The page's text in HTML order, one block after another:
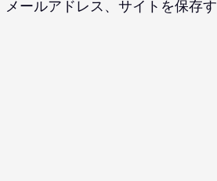
ールアドレス、サイトを保存す